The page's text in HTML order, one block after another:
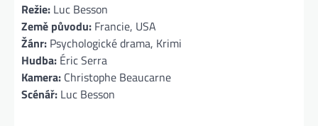
Režie: Luc Besson
Země původu: Francie, USA
Žánr: Psychologické drama, Krimi
Hudba: Éric Serra
Kamera: Christophe Beaucarne
Scénář: Luc Besson